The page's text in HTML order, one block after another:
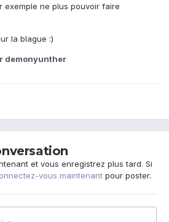
exemple ne plus pouvoir faire
la blague :)
demonyunther
et vous enregistrez plus tard. Si
vous maintenant pour poster.